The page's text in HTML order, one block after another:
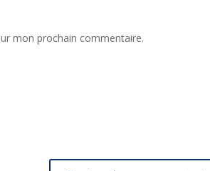
mon prochain commentaire.